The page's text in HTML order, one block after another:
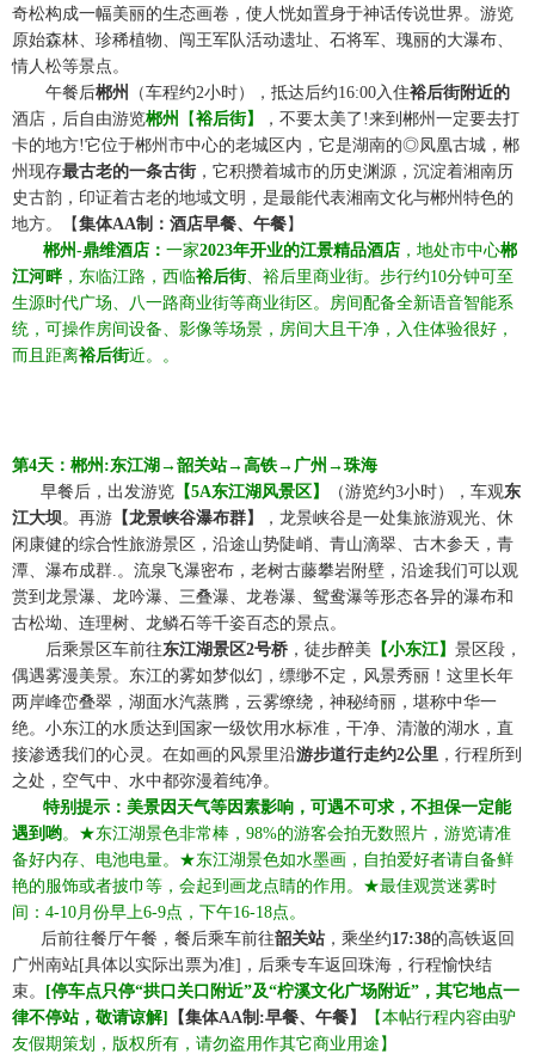
奇松构成一幅美丽的生态画卷，使人恍如置身于神话传说世界。游览
原始森林、珍稀植物、闯王军队活动遗址、石将军、瑰丽的大瀑布、
情人松等景点。
午餐后郴州 （车程约2小时），抵达后约16:00入住裕后街附近的
酒店，后自由游览郴州 【裕后街】 ，不要太美了 !来到郴州一定要去打
卡的地方!它位于郴州市中心的老城区内，它是湖南的◎凤凰古城，郴
州现存最古老的一条古街 ，它积攒着城市的历史渊源，沉淀着湘南历
史古韵，印证着古老的地域文明，是最能代表湘南文化与郴州特色的
地方。【集体AA制：酒店早餐、午餐】
郴州-鼎维酒店： 一家2023年开业的江景精品酒店 ，地处市中心郴
江河畔 ，东临江路，西临裕后街、裕后里商业街。步行约10分钟可至
生源时代广场、八一路商业街等商业街区。房间配备全新语音智能系
统，可操作房间设备、影像等场景，房间大且干净，入住体验很好，
而且距离裕后街近。 。
第4天：郴州:东江湖→ 韶关站→ 高铁→广州 → 珠海
早餐后，出发游览 【5A东江湖风景区】 （游览约3小时），车观东
江大坝。再游 【龙景峡谷瀑布群】
，龙景峡谷是一处集旅游观光、休
闲康健的综合性旅游景区，沿途山势陡峭、青山滴翠、古木参天，青
潭、瀑布成群.。流泉飞瀑密布，老树古藤攀岩附壁，沿途我们可以观
赏到龙景瀑、龙吟瀑、三叠瀑、龙卷瀑、鸳鸯瀑等形态各异的瀑布和
古松坳、连理树、龙鳞石等千姿百态的景点。
后乘景区车前往东江湖景区2号桥 ，徒步醉美 【小东江】 景区段，
偶遇雾漫美景。东江的雾如梦似幻，缥缈不定，风景秀丽！这里长年
两岸峰峦叠翠，湖面水汽蒸腾，云雾缭绕，神秘绮丽，堪称中华一
绝。小东江的水质达到国家一级饮用水标准，干净、清澈的湖水，直
接渗透我们的心灵。在如画的风景里沿游步道行走约2公里 ，行程所到
之处，空气中、水中都弥漫着纯净。
特别提示：美景因天气等因素影响，可遇不可求，不担保一定能
遇到哟。 ★东江湖景色非常棒，98%的游客会拍无数照片，游览请准
备好内存、电池电量。★东江湖景色如水墨画，自拍爱好者请自备鲜
艳的服饰或者披巾等，会起到画龙点睛的作用。★最佳观赏迷雾时
间：4-10月份早上6-9点，下午16-18点。
后前往餐厅午餐，餐后乘车前往韶关站 ，乘坐约17:38的高铁返回
广州南站[具体以实际出票为准]，后乘专车返回珠海， 行程愉快结
束。
[停车点只停“拱口关口附近”及“柠溪文化广场附近”，其它地点一
律不停站，敬请谅解]
【集体AA制:早餐、午餐】
【本帖行程内容由驴
友假期策划，版权所有，请勿盗用作其它商业用途 】